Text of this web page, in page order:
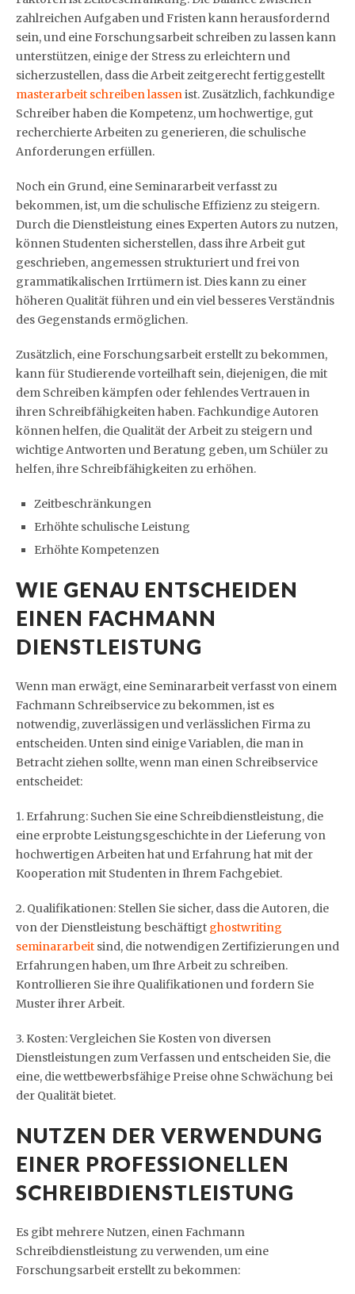
zahlreichen Aufgaben und Fristen kann herausfordernd
sein, und eine Forschungsarbeit schreiben zu lassen kann
unterstützen, einige der Stress zu erleichtern und
sicherzustellen, dass die Arbeit zeitgerecht fertiggestellt
masterarbeit schreiben lassenist. Zusätzlich, fachkundige
Schreiber haben die Kompetenz, um hochwertige, gut
recherchierte Arbeiten zu generieren, die schulische
Anforderungen erfüllen.
Noch ein Grund, eine Seminararbeit verfasst zu
bekommen, ist, um die schulische Effizienz zu steigern.
Durch die Dienstleistung eines Experten Autors zu nutzen,
können Studenten sicherstellen, dass ihre Arbeit gut
geschrieben, angemessen strukturiert und frei von
grammatikalischen Irrtümern ist. Dies kann zu einer
höheren Qualität führen und ein viel besseres Verständnis
des Gegenstands ermöglichen.
Zusätzlich, eine Forschungsarbeit erstellt zu bekommen,
kann für Studierende vorteilhaft sein, diejenigen, die mit
dem Schreiben kämpfen oder fehlendes Vertrauen in
ihren Schreibfähigkeiten haben. Fachkundige Autoren
können helfen, die Qualität der Arbeit zu steigern und
wichtige Antworten und Beratung geben, um Schüler zu
helfen, ihre Schreibfähigkeiten zu erhöhen.
Zeitbeschränkungen
Erhöhte schulische Leistung
Erhöhte Kompetenzen
WIE GENAU ENTSCHEIDEN
EINEN FACHMANN
DIENSTLEISTUNG
Wenn man erwägt, eine Seminararbeit verfasst von einem
Fachmann Schreibservice zu bekommen, ist es
notwendig, zuverlässigen und verlässlichen Firma zu
entscheiden. Unten sind einige Variablen, die man in
Betracht ziehen sollte, wenn man einen Schreibservice
entscheidet:
1. Erfahrung: Suchen Sie eine Schreibdienstleistung, die
eine erprobte Leistungsgeschichte in der Lieferung von
hochwertigen Arbeiten hat und Erfahrung hat mit der
Kooperation mit Studenten in Ihrem Fachgebiet.
2. Qualifikationen: Stellen Sie sicher, dass die Autoren, die
von der Dienstleistung beschäftigt ghostwriting
seminararbeit sind, die notwendigen Zertifizierungen und
Erfahrungen haben, um Ihre Arbeit zu schreiben.
Kontrollieren Sie ihre Qualifikationen und fordern Sie
Muster ihrer Arbeit.
3. Kosten: Vergleichen Sie Kosten von diversen
Dienstleistungen zum Verfassen und entscheiden Sie, die
eine, die wettbewerbsfähige Preise ohne Schwächung bei
der Qualität bietet.
NUTZEN DER VERWENDUNG
EINER PROFESSIONELLEN
SCHREIBDIENSTLEISTUNG
Es gibt mehrere Nutzen, einen Fachmann
Schreibdienstleistung zu verwenden, um eine
Forschungsarbeit erstellt zu bekommen: